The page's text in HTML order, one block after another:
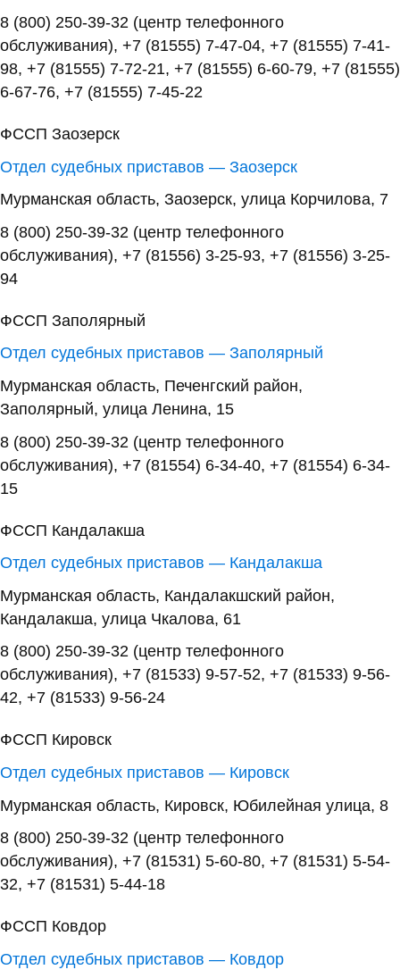
8 (800) 250-39-32 (центр телефонного
обслуживания), +7 (81555) 7-47-04, +7 (81555) 7-41-
98, +7 (81555) 7-72-21, +7 (81555) 6-60-79, +7 (81555)
6-67-76, +7 (81555) 7-45-22
ФССП Заозерск
Отдел судебных приставов — Заозерск
Мурманская область, Заозерск, улица Корчилова, 7
8 (800) 250-39-32 (центр телефонного
обслуживания), +7 (81556) 3-25-93, +7 (81556) 3-25-
94
ФССП Заполярный
Отдел судебных приставов — Заполярный
Мурманская область, Печенгский район,
Заполярный, улица Ленина, 15
8 (800) 250-39-32 (центр телефонного
обслуживания), +7 (81554) 6-34-40, +7 (81554) 6-34-
15
ФССП Кандалакша
Отдел судебных приставов — Кандалакша
Мурманская область, Кандалакшский район,
Кандалакша, улица Чкалова, 61
8 (800) 250-39-32 (центр телефонного
обслуживания), +7 (81533) 9-57-52, +7 (81533) 9-56-
42, +7 (81533) 9-56-24
ФССП Кировск
Отдел судебных приставов — Кировск
Мурманская область, Кировск, Юбилейная улица, 8
8 (800) 250-39-32 (центр телефонного
обслуживания), +7 (81531) 5-60-80, +7 (81531) 5-54-
32, +7 (81531) 5-44-18
ФССП Ковдор
Отдел судебных приставов — Ковдор